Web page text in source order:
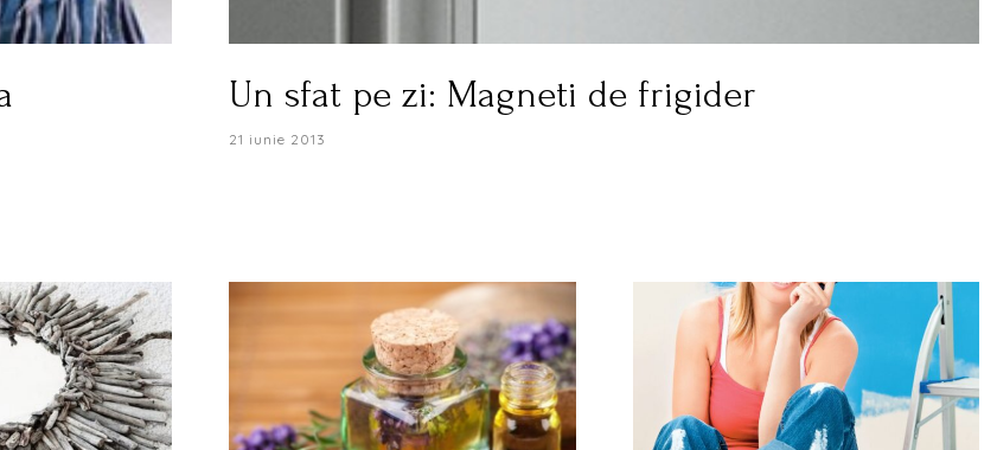
Un sfat pe zi: Magneti de frigider
21 iunie 2013